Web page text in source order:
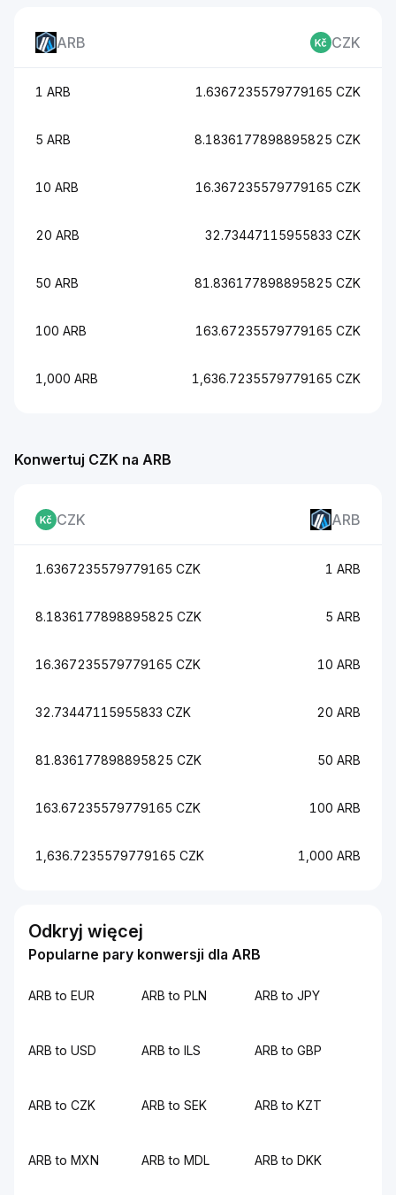
ARB CZK
1 ARB 1.6367235579779165 CZK
5 ARB 8.1836177898895825 CZK
10 ARB 16.367235579779165 CZK
20 ARB 32.73447115955833 CZK
50 ARB 81.836177898895825 CZK
100 ARB 163.67235579779165 CZK
1,000 ARB 1,636.7235579779165 CZK
Konwertuj CZK na ARB
CZK ARB
1.6367235579779165 CZK 1 ARB
8.1836177898895825 CZK 5 ARB
16.367235579779165 CZK 10 ARB
32.73447115955833 CZK 20 ARB
81.836177898895825 CZK 50 ARB
163.67235579779165 CZK 100 ARB
1,636.7235579779165 CZK 1,000 ARB
Odkryj więcej
Popularne pary konwersji dla ARB
ARB to EUR ARB to PLN ARB to JPY
ARB to USD ARB to ILS ARB to GBP
ARB to CZK ARB to SEK ARB to KZT
ARB to MXN ARB to MDL ARB to DKK